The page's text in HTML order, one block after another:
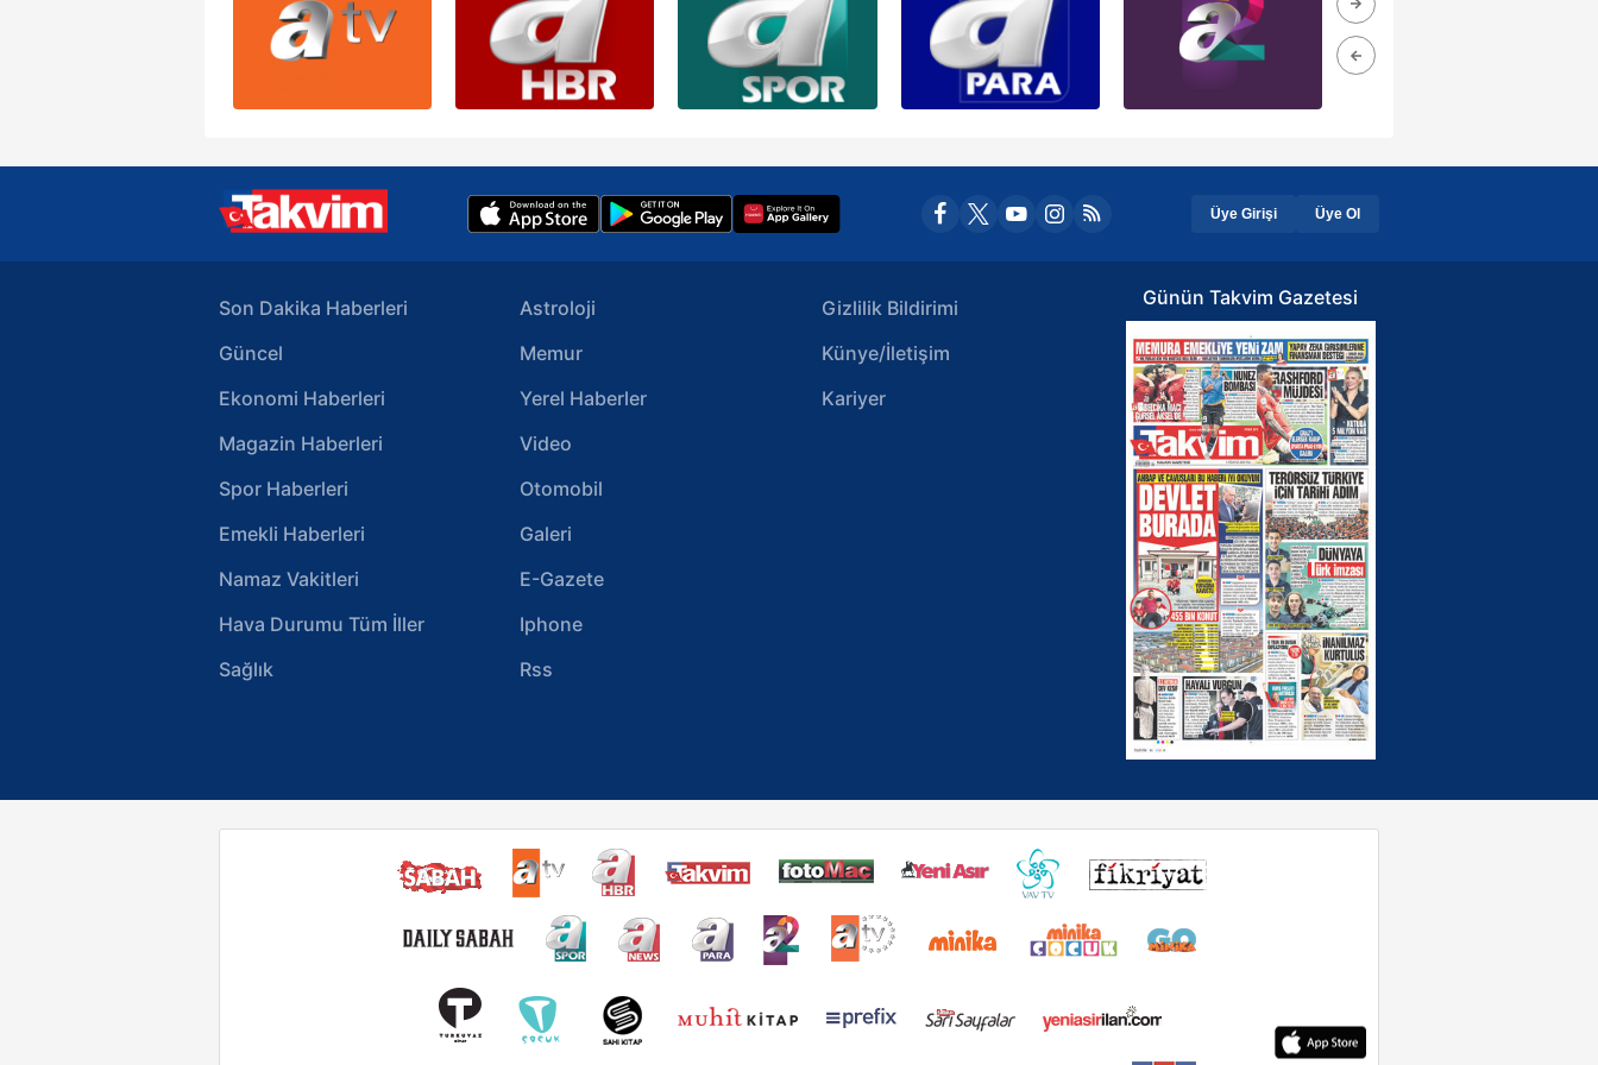
Üye Girişi Üye Ol
Son Dakika Haberleri
Güncel
Ekonomi Haberleri
Magazin Haberleri
Spor Haberleri
Emekli Haberleri
Namaz Vakitleri
Hava Durumu Tüm İller
Sağlık
Astroloji
Memur
Yerel Haberler
Video
Otomobil
Galeri
E-Gazete
Iphone
Rss
Gizlilik Bildirimi
Künye/İletişim
Kariyer
Günün Takvim Gazetesi